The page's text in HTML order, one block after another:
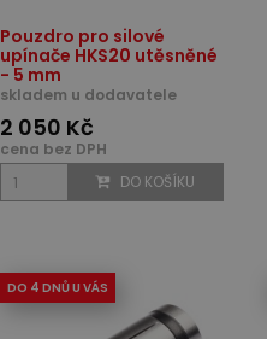
Pouzdro pro silové
upínače HKS20 utěsněné
- 5 mm
skladem u dodavatele
2 050 Kč
cena bez DPH
DO KOŠÍKU
DO 4 DNŮ U VÁS